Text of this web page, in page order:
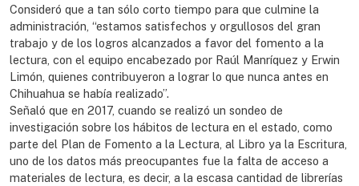
Consideró que a tan sólo corto tiempo para que culmine la
administración, “estamos satisfechos y orgullosos del gran
trabajo y de los logros alcanzados a favor del fomento a la
lectura, con el equipo encabezado por Raúl Manríquez y Erwin
Limón, quienes contribuyeron a lograr lo que nunca antes en
Chihuahua se había realizado”.
Señaló que en 2017, cuando se realizó un sondeo de
investigación sobre los hábitos de lectura en el estado, como
parte del Plan de Fomento a la Lectura, al Libro ya la Escritura,
uno de los datos más preocupantes fue la falta de acceso a
materiales de lectura, es decir, a la escasa cantidad de librerías